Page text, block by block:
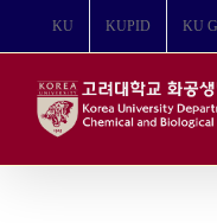
뛰
KU KUPID KU